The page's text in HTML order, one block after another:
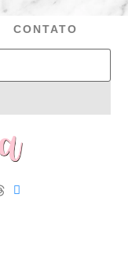
CONTATO